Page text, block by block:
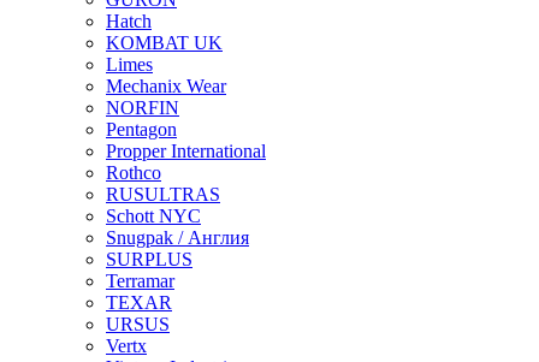
Hatch
KOMBAT UK
Limes
Mechanix Wear
NORFIN
Pentagon
Propper International
Rothco
RUSULTRAS
Schott NYC
Snugpak / Англия
SURPLUS
Terramar
TEXAR
URSUS
Vertx